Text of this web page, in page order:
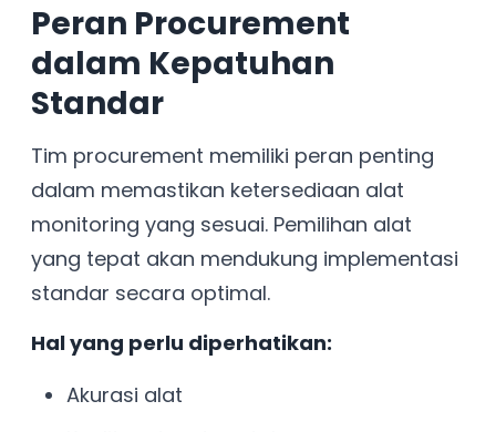
Peran Procurement
dalam Kepatuhan
Standar
Tim procurement memiliki peran penting
dalam memastikan ketersediaan alat
monitoring yang sesuai. Pemilihan alat
yang tepat akan mendukung implementasi
standar secara optimal.
Hal yang perlu diperhatikan:
Akurasi alat